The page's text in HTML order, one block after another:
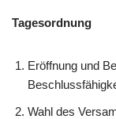
Tagesordnung
Eröffnung und
Wahl des